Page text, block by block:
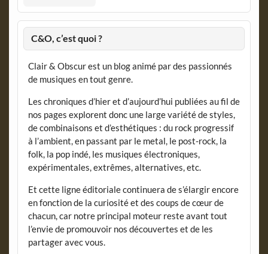
C&O, c’est quoi ?
Clair & Obscur est un blog animé par des passionnés
de musiques en tout genre.
Les chroniques d’hier et d’aujourd’hui publiées au fil de
nos pages explorent donc une large variété de styles,
de combinaisons et d’esthétiques : du rock progressif
à l’ambient, en passant par le metal, le post-rock, la
folk, la pop indé, les musiques électroniques,
expérimentales, extrêmes, alternatives, etc.
Et cette ligne éditoriale continuera de s’élargir encore
en fonction de la curiosité et des coups de cœur de
chacun, car notre principal moteur reste avant tout
l’envie de promouvoir nos découvertes et de les
partager avec vous.